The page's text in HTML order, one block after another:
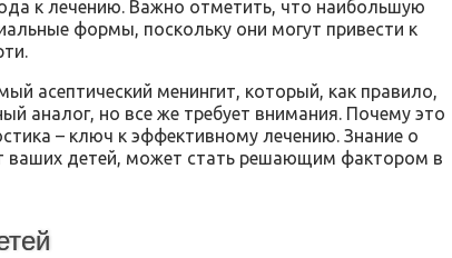
к лечению. Важно отметить, что наибольшую
формы, поскольку они могут привести к
асептический менингит, который, как правило,
аналог, но все же требует внимания. Почему это
– ключ к эффективному лечению. Знание о
ваших детей, может стать решающим фактором в